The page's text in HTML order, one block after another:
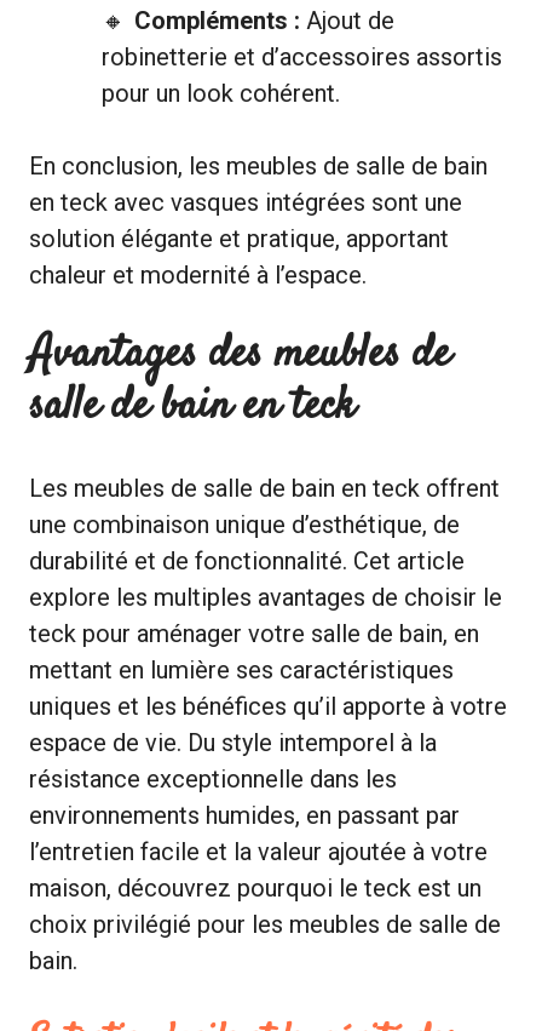
Compléments : Ajout de
robinetterie et d’accessoires assortis
pour un look cohérent.
En conclusion, les meubles de salle de bain
en teck avec vasques intégrées sont une
solution élégante et pratique, apportant
chaleur et modernité à l’espace.
Avantages des meubles de
salle de bain en teck
Les meubles de salle de bain en teck offrent
une combinaison unique d’esthétique, de
durabilité et de fonctionnalité. Cet article
explore les multiples avantages de choisir le
teck pour aménager votre salle de bain, en
mettant en lumière ses caractéristiques
uniques et les bénéfices qu’il apporte à votre
espace de vie. Du style intemporel à la
résistance exceptionnelle dans les
environnements humides, en passant par
l’entretien facile et la valeur ajoutée à votre
maison, découvrez pourquoi le teck est un
choix privilégié pour les meubles de salle de
bain.